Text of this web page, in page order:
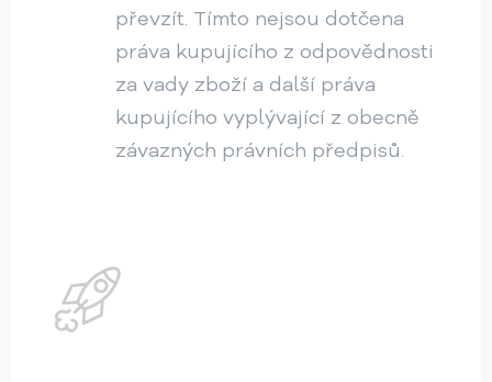
převzít. Tímto nejsou dotčena
práva kupujícího z odpovědnosti
za vady zboží a další práva
kupujícího vyplývající z obecně
závazných právních předpisů.